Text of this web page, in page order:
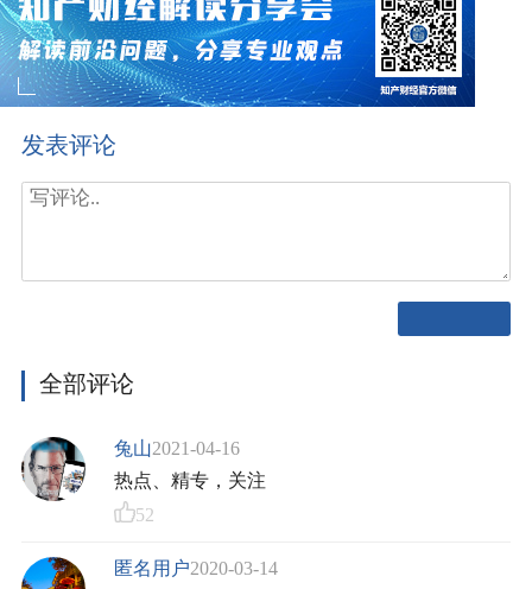
发表评论
全部评论
兔山2021-04-16
热点、精专，关注
52
匿名用户2020-03-14